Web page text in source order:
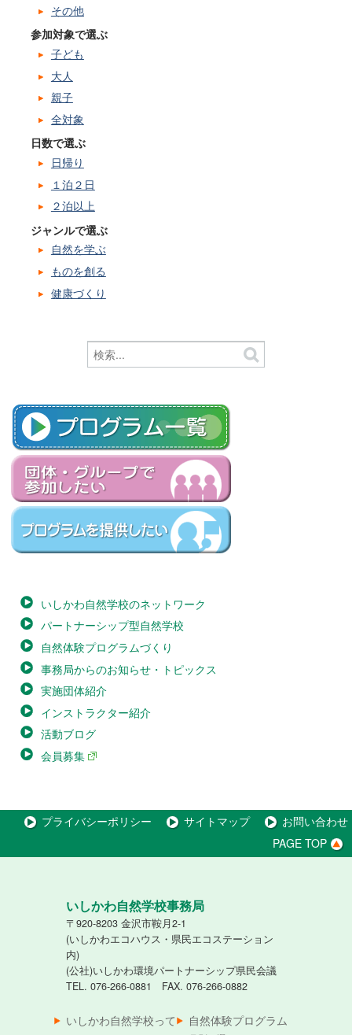
その他
参加対象で選ぶ
子ども
大人
親子
全対象
日数で選ぶ
日帰り
１泊２日
２泊以上
ジャンルで選ぶ
自然を学ぶ
ものを創る
健康づくり
いしかわ自然学校のネットワーク
パートナーシップ型自然学校
自然体験プログラムづくり
事務局からのお知らせ・トピックス
実施団体紹介
インストラクター紹介
活動ブログ
会員募集
プライバシーポリシー サイトマップ
お問い合わせ
PAGE TOP
いしかわ自然学校事務局
〒920-8203 金沢市鞍月2-1
(いしかわエコハウス・県民エコステーション
内)
(公社)いしかわ環境パートナーシップ県民会議
TEL. 076-266-0881 FAX. 076-266-0882
いしかわ自然学校って 自然体験プログラム